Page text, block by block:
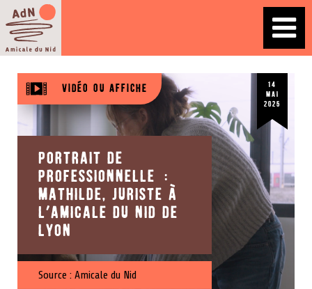
Portrait de
professionnelle :
Mathilde, juriste à
l’Amicale du nid de
Lyon
14
mai
2025
Vidéo ou affiche
Source : Amicale du Nid